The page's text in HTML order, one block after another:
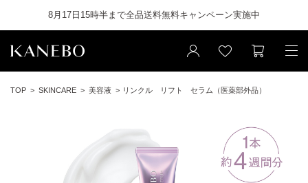
8月17日15時半まで全品送料無料キャンペーン実施中
TOP SKINCARE 美容液 リンクル リフト セラム（医薬部外品）